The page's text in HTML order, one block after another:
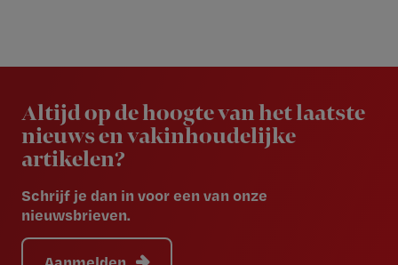
Altijd op de hoogte van het laatste
nieuws en vakinhoudelijke
artikelen?
Schrijf je dan in voor een van onze
nieuwsbrieven.